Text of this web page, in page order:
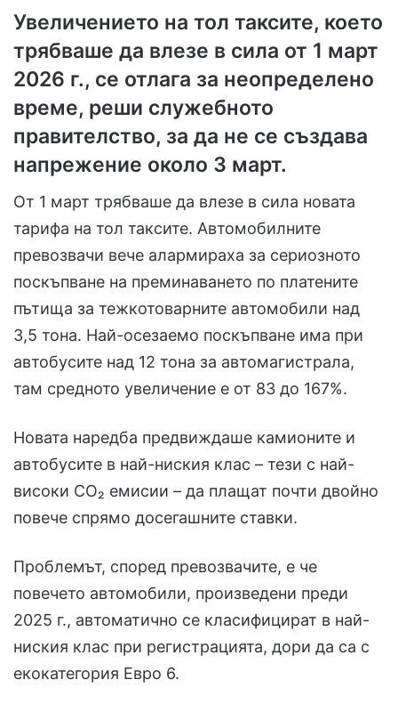
Увеличението на тол таксите, което
трябваше да влезе в сила от 1 март
2026 г., се отлага за неопределено
време, реши служебното
правителство, за да не се създава
напрежение около 3 март.
От 1 март трябваше да влезе в сила новата
тарифа на тол таксите. Автомобилните
превозвачи вече алармираха за сериозното
поскъпване на преминаването по платените
пътища за тежкотоварните автомобили над
3,5 тона. Най-осезаемо поскъпване има при
автобусите над 12 тона за автомагистрала,
там средното увеличение е от 83 до 167%.
Новата наредба предвиждаше камионите и
автобусите в най-ниския клас – тези с най-
високи CO₂ емисии – да плащат почти двойно
повече спрямо досегашните ставки.
Проблемът, според превозвачите, е че
повечето автомобили, произведени преди
2025 г., автоматично се класифицират в най-
ниския клас при регистрацията, дори да са с
екокатегория Евро 6.